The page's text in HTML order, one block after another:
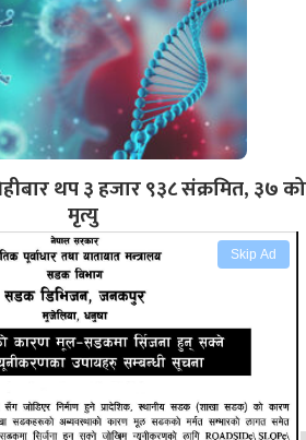
Skip Ad
थप ३ हजार ९३८ संक्रमित, ३७ को
मृत्यु